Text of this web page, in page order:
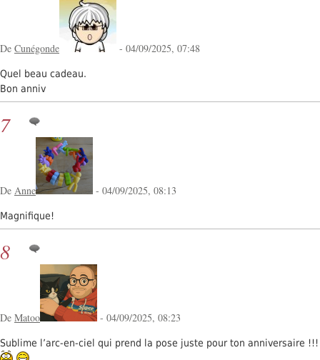
De Cunégonde - 04/09/2025, 07:48
Quel beau cadeau.
Bon anniv
7
De Anne - 04/09/2025, 08:13
Magnifique!
8
De Matoo - 04/09/2025, 08:23
Sublime l’arc-en-ciel qui prend la pose juste pour ton anniversaire !!!